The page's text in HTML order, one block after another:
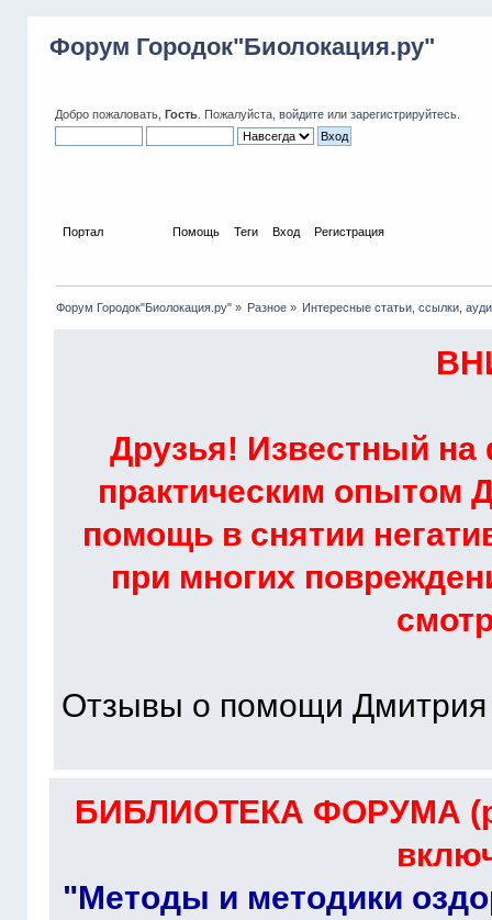
Форум Городок"Биолокация.ру"
Добро пожаловать, Гость. Пожалуйста, войдитеили зарегистрируйтесь.
Портал Помощь Теги Вход Регистрация
Форум Городок"Биолокация.ру"» Разное » Интересные статьи, ссылки,
Друзья! Известный
практическим опытом
помощь в снятии
при многих
Отзывы о помощи Дмитрия
БИБЛИОТЕКА ФОРУМА
"Методы и методики